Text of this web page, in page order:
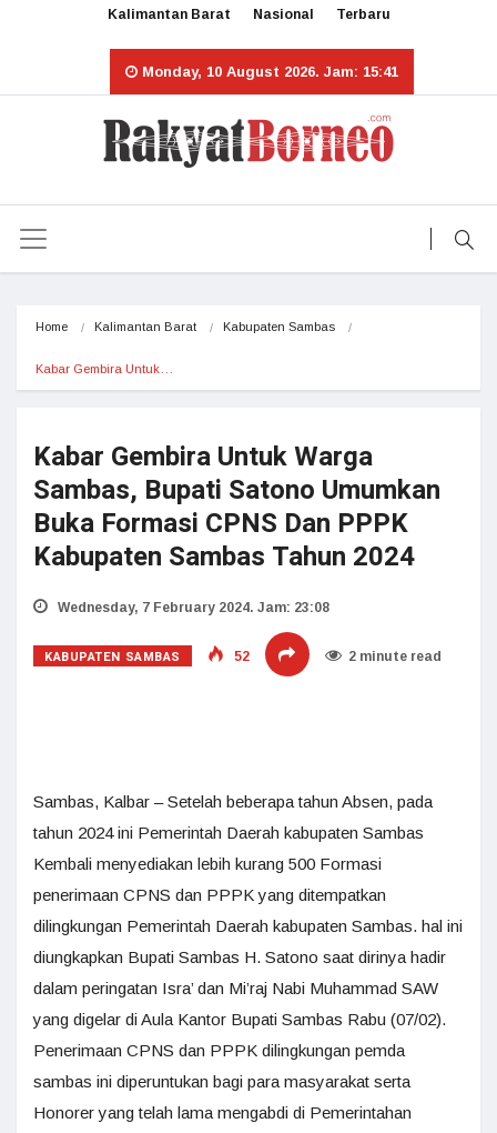
Kalimantan Barat Nasional Terbaru
Monday, 10 August 2026. Jam: 15:41
Home Kalimantan Barat Kabupaten Sambas
Kabar Gembira Untuk…
Kabar Gembira Untuk Warga
Sambas, Bupati Satono Umumkan
Buka Formasi CPNS Dan PPPK
Kabupaten Sambas Tahun 2024
Wednesday, 7 February 2024. Jam: 23:08
KABUPATEN SAMBAS 52 2 minute read
Sambas, Kalbar – Setelah beberapa tahun Absen, pada
tahun 2024 ini Pemerintah Daerah kabupaten Sambas
Kembali menyediakan lebih kurang 500 Formasi
penerimaan CPNS dan PPPK yang ditempatkan
dilingkungan Pemerintah Daerah kabupaten Sambas. hal ini
diungkapkan Bupati Sambas H. Satono saat dirinya hadir
dalam peringatan Isra’ dan Mi’raj Nabi Muhammad SAW
yang digelar di Aula Kantor Bupati Sambas Rabu (07/02).
Penerimaan CPNS dan PPPK dilingkungan pemda
sambas ini diperuntukan bagi para masyarakat serta
Honorer yang telah lama mengabdi di Pemerintahan